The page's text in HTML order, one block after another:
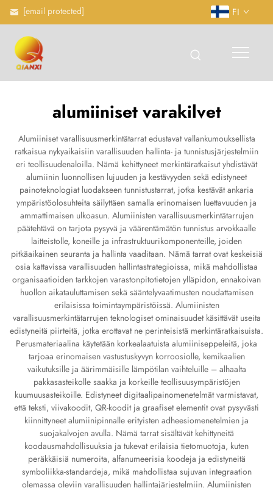
[email protected] FI
alumiiniset varakilvet
Alumiiniset varallisuusmerkintätarrat edustavat vallankumouksellista
ratkaisua nykyaikaisiin varallisuuden hallinta- ja tunnistusjärjestelmiin
eri teollisuudenaloilla. Nämä kehittyneet merkintäratkaisut yhdistävät
alumiinin luonnollisen lujuuden ja kestävyyden sekä edistyneet
painoteknologiat luodakseen tunnistustarrat, jotka kestävät ankaria
ympäristöolosuhteita säilyttäen samalla erinomaisen luettavuuden ja
ammattimaisen ulkoasun. Alumiinisten varallisuusmerkintätarrujen
päätehtävä on tarjota pysyvä ja väärentämätön tunnistus arvokkaalle
laitteistolle, koneille ja infrastruktuurikomponenteille, joiden
pitkäaikainen seuranta ja hallinta vaaditaan. Nämä tarrat ovat keskeisiä
osia kattavissa varallisuuden hallintastrategioissa, mikä mahdollistaa
organisaatioiden tarkkojen varastonpitotietojen ylläpidon, ennakoivan
huollon aikatauluttamisen sekä sääntelyvaatimusten noudattamisen
erilaisissa toimintaympäristöissä. Alumiinisten
varallisuusmerkintätarrujen teknologiset ominaisuudet käsittävät useita
edistyneitä piirteitä, jotka erottavat ne perinteisistä merkintäratkaisuista.
Perusmateriaalina käytetään korkealaatuista alumiiniseppeleitä, joka
tarjoaa erinomaisen vastustuskyvyn korroosiolle, kemikaalien
vaikutuksille ja äärimmäisille lämpötilan vaihteluille – alhaalta
pakkasasteikolle saakka ja korkeille teollisuusympäristöjen
kuumuusasteikoille. Edistyneet digitaalipainomenetelmät varmistavat,
että teksti, viivakoodit, QR-koodit ja graafiset elementit ovat pysyvästi
kiinnittyneet alumiinipinnalle erityisten adheesiomenetelmien ja
suojakalvojen avulla. Nämä tarrat sisältävät kehittyneitä
koodausmahdollisuuksia ja tukevat erilaisia tietomuotoja, kuten
peräkkäisiä numeroita, alfanumeerisia koodeja ja edistyneitä
symboliikka-standardeja, mikä mahdollistaa sujuvan integraation
olemassa oleviin varallisuuden hallintajärjestelmiin. Alumiinisten